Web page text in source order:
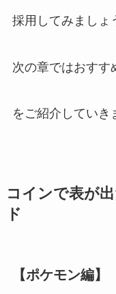
採用してみましょ
次の章ではおすす
をご紹介していき
コインで表が
ド
【ポケモン編】